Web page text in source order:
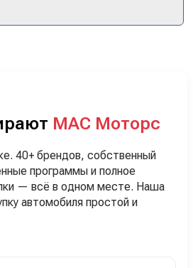
своего дела!
МАС Моторс
40+ брендов, собственный
программы и полное
— всё в одном месте. Наша
автомобиля простой и